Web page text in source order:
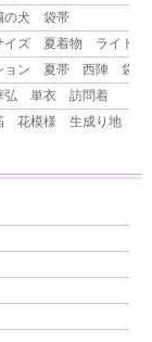
の犬 袋帯
イズ 夏着物 ライト
ョン 夏帯 西陣 袋
弘 単衣 訪問着
花模様 生成り地 付